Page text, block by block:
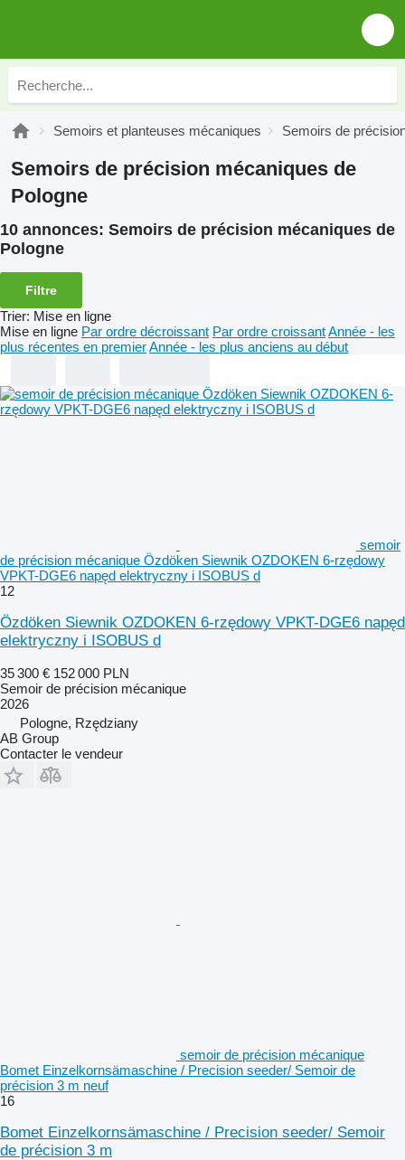
Semoirs et planteuses mécaniques Semoirs de
Semoirs de précision mécaniques de
Pologne
10 annonces: Semoirs de précision mécaniques de
Pologne
Filtre
Trier: Mise en ligne
Mise en ligne Par ordre décroissant Par ordre croissantAnnée - les
plus récentes en premierAnnée - les plus anciens au début
semoir
de précision mécanique Özdöken Siewnik OZDOKEN 6-rzędowy
VPKT-DGE6 napęd elektryczny i ISOBUS d
12
Özdöken Siewnik OZDOKEN 6-rzędowy VPKT-DGE6 napęd
elektryczny i ISOBUS d
35 300 € 152 000 PLN
Semoir de précision mécanique
2026
Pologne, Rzędziany
AB Group
Contacter le vendeur
semoir de précision mécanique
Bomet Einzelkornsämaschine / Precision seeder/ Semoir de
précision 3 m neuf
16
Bomet Einzelkornsämaschine / Precision seeder/ Semoir
de précision 3 m